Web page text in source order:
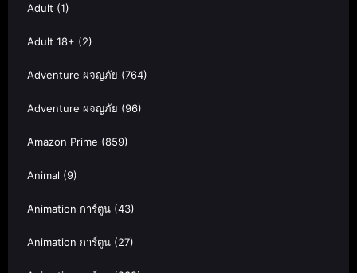
Adult (1)
Adult 18+ (2)
Adventure ผจญภัย (764)
Adventure ผจญภัย (96)
Amazon Prime (859)
Animal (9)
Animation การ์ตูน (43)
Animation การ์ตูน (27)